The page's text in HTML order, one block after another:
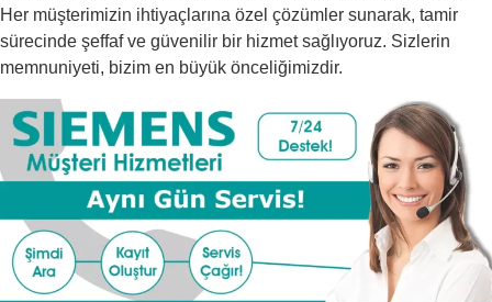
Her müşterimizin ihtiyaçlarına özel çözümler sunarak, tamir
sürecinde şeffaf ve güvenilir bir hizmet sağlıyoruz. Sizlerin
memnuniyeti, bizim en büyük önceliğimizdir.